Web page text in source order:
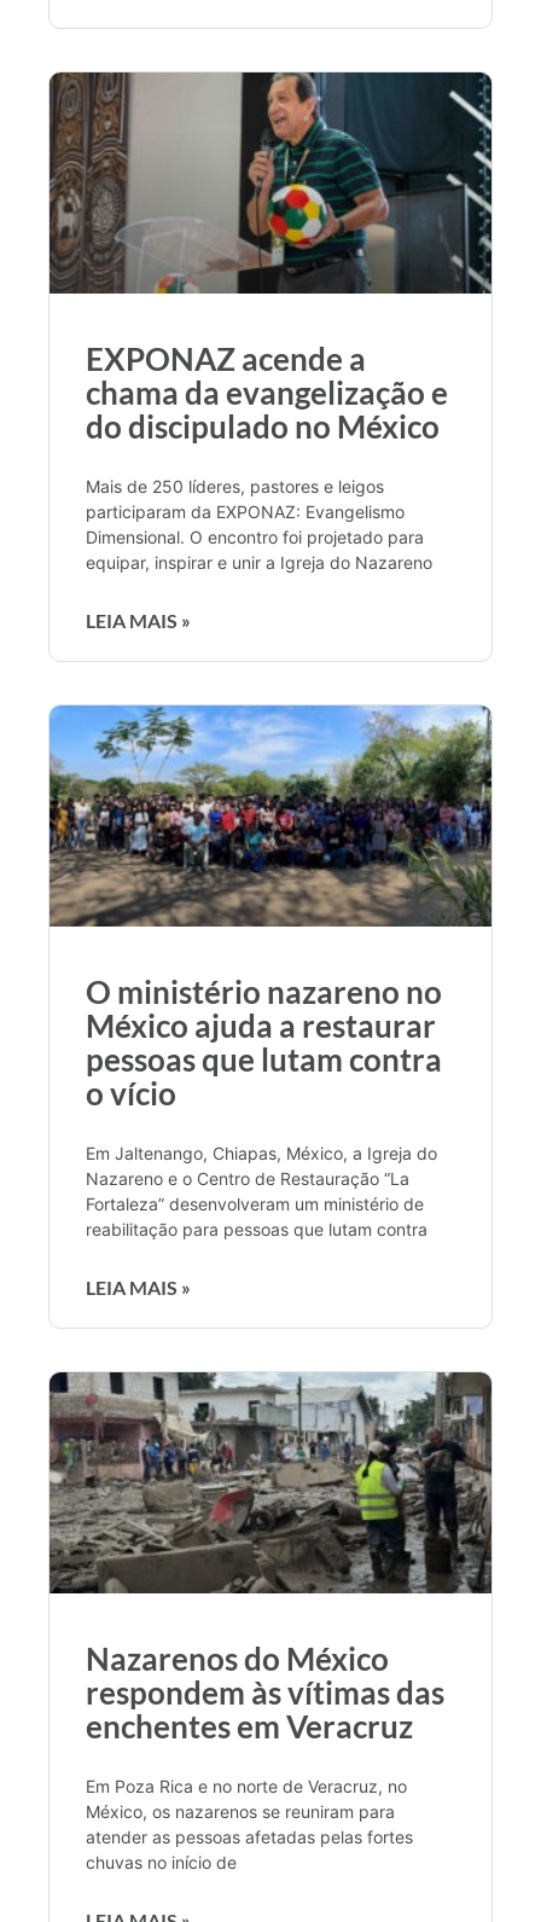
EXPONAZ acende a
chama da evangelização e
do discipulado no México
Mais de 250 líderes, pastores e leigos
participaram da EXPONAZ: Evangelismo
Dimensional. O encontro foi projetado para
equipar, inspirar e unir a Igreja do Nazareno
LEIA MAIS »
O ministério nazareno no
México ajuda a restaurar
pessoas que lutam contra
o vício
Em Jaltenango, Chiapas, México, a Igreja do
Nazareno e o Centro de Restauração “La
Fortaleza” desenvolveram um ministério de
reabilitação para pessoas que lutam contra
LEIA MAIS »
Nazarenos do México
respondem às vítimas das
enchentes em Veracruz
Em Poza Rica e no norte de Veracruz, no
México, os nazarenos se reuniram para
atender as pessoas afetadas pelas fortes
chuvas no início de